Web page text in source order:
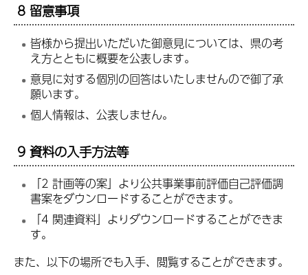
8 留意事項
皆様から提出いただいた御意見については、県の考
え方とともに概要を公表します。
意見に対する個別の回答はいたしませんので御了承
願います。
個人情報は、公表しません。
9 資料の入手方法等
「2 計画等の案」より公共事業事前評価自己評価調
書案をダウンロードすることができます。
「4 関連資料」よりダウンロードすることができま
す。
また、以下の場所でも入手、閲覧することができます。